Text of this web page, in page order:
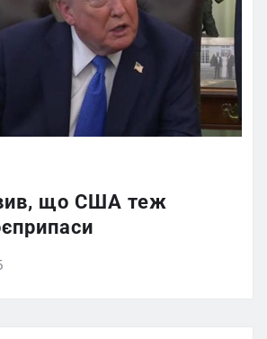
що США теж